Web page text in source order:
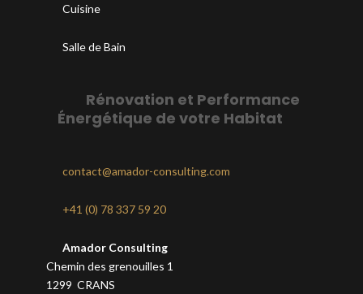
Cuisine
Salle de Bain
Rénovation et Performance
Énergétique de votre Habitat
contact@amador-consulting.com
+41 (0) 78 337 59 20
Amador Consulting
Chemin des grenouilles 1
1299 CRANS